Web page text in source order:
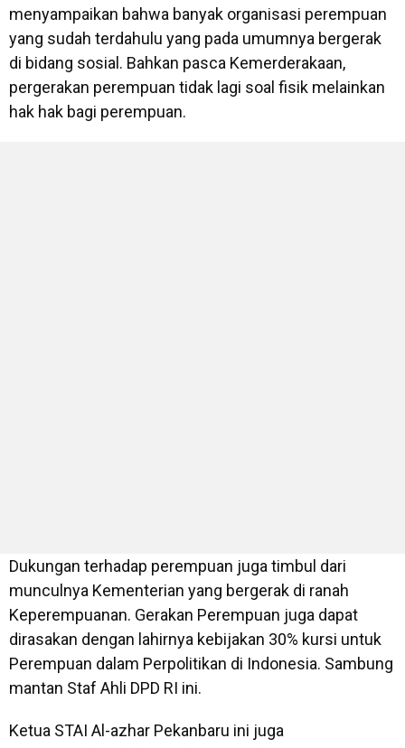
menyampaikan bahwa banyak organisasi perempuan
yang sudah terdahulu yang pada umumnya bergerak
di bidang sosial. Bahkan pasca Kemerderakaan,
pergerakan perempuan tidak lagi soal fisik melainkan
hak hak bagi perempuan.
Dukungan terhadap perempuan juga timbul dari
munculnya Kementerian yang bergerak di ranah
Keperempuanan. Gerakan Perempuan juga dapat
dirasakan dengan lahirnya kebijakan 30% kursi untuk
Perempuan dalam Perpolitikan di Indonesia. Sambung
mantan Staf Ahli DPD RI ini.
Ketua STAI Al-azhar Pekanbaru ini juga